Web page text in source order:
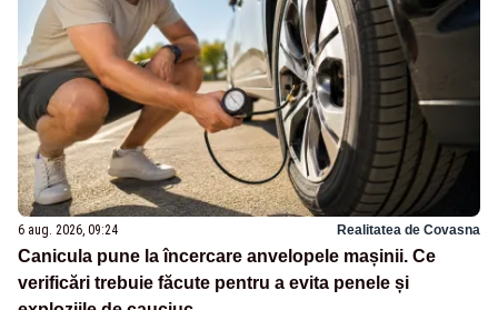
6 aug. 2026, 09:24 Realitatea de Covasna
Canicula pune la încercare anvelopele mașinii. Ce
verificări trebuie făcute pentru a evita penele și